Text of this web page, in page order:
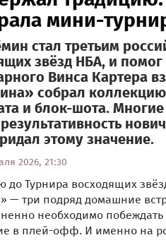
мини-
стал третьим
звёзд НБА, и
Винса Картера
собрал
и блок-шота.
этому значение.
2026, 21:30
до Турнира восходящих
— три подряд домашние
необходимо
в плей-офф. И именно на